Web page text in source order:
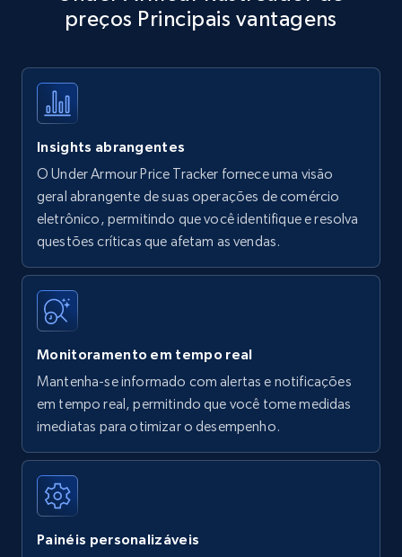
Title, Seller name, Brand, Description, Initial
35.3K+
Amazon products - find products by using
upc numbers
Title, Seller name, Brand, Description, Initial
price, Currency, Availability, Reviews count, and
35.3K+
Amazon Reviews
URL, Product name, Product rating, Product
Author name, Asin, and more.
7.4K+ 872+
preços Principais vantagens
Insights abrangentes
O Under Armour Price Tracker fornece uma visão
geral abrangente de suas operações de comércio
eletrônico, permitindo que você identifique e resolva
questões críticas que afetam as vendas.
Monitoramento em tempo real
Mantenha-se informado com alertas e notificações
em tempo real, permitindo que você tome medidas
imediatas para otimizar o desempenho.
Painéis personalizáveis